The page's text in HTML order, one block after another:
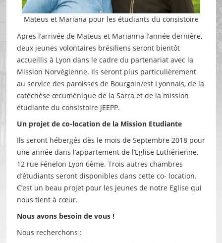
Mateus et Mariana pour les étudiants du consistoire
Apres l’arrivée de Mateus et Marianna l’année dernière,
deux jeunes volontaires brésiliens seront bientôt
accueillis à Lyon dans le cadre du partenariat avec la
Mission Norvégienne. Ils seront plus particulièrement
au service des paroisses de Bourgoin/est Lyonnais, de la
catéchèse œcuménique de la Sarra et de la mission
étudiante du consistoire JEEPP.
Un projet de co-location de la Mission Etudiante
Ils seront hébergés dès le mois de Septembre 2018 pour
une année dans l’appartement de l’Eglise Luthérienne,
12 rue Fénelon Lyon 6ème. Trois autres chambres
d’étudiants seront disponibles dans cette co- location.
C’est un beau projet pour les jeunes de notre Eglise qui
nous tient à cœur.
Nous avons besoin de vous !
Nous recherchons :